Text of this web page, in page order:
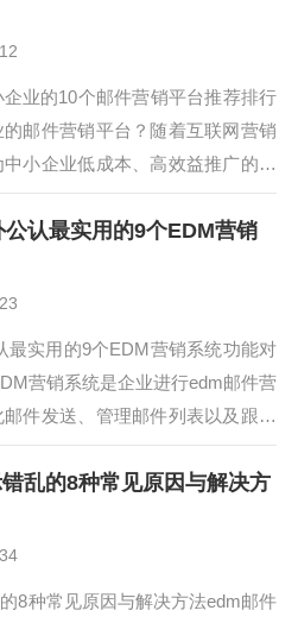
业的10个邮件营销平台推荐排行
邮件营销平台？随着互联网营销
小企业低成本、高效益推广的重
平台，不仅能提升品牌曝光率，
结合实际使用体验，推荐10个最
...
认最实用的9个EDM营销
最实用的9个EDM营销系统功能对
营销系统是企业进行edm邮件营
件发送、管理邮件列表以及跟踪
作便捷的系统对于提升营销效率
国内外公认的9个EDM营销系统
乱的8种常见原因与解决方
8种常见原因与解决方法edm邮件